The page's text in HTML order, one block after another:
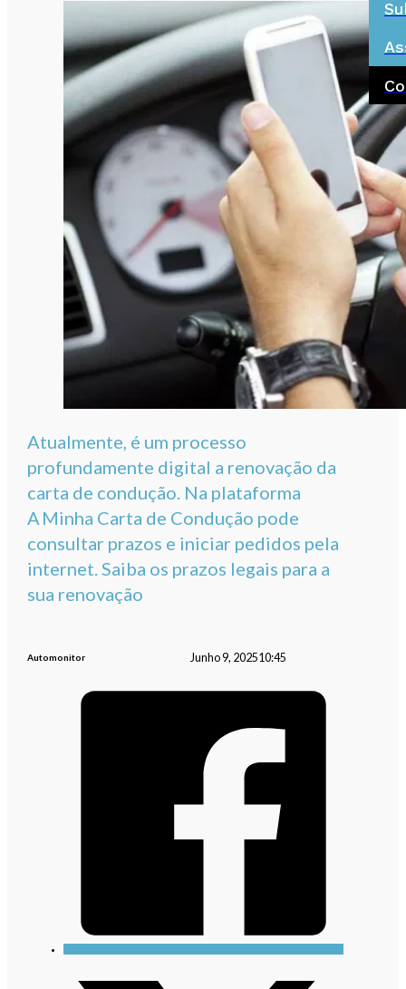
Atualmente, é um processo
profundamente digital a renovação da
carta de condução. Na plataforma
A Minha Carta de Condução pode
consultar prazos e iniciar pedidos pela
internet. Saiba os prazos legais para a
sua renovação
Automonitor Junho 9, 202510:45